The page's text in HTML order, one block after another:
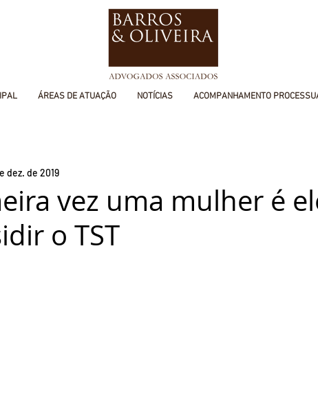
ÁREAS DE ATUAÇÃO NOTÍCIAS ACOMPANHAMENTO
vez uma mulher é
o TST
dez. de 2019